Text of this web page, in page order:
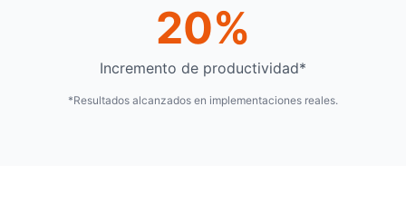
20%
Incremento de productividad*
*Resultados alcanzados en implementaciones reales.